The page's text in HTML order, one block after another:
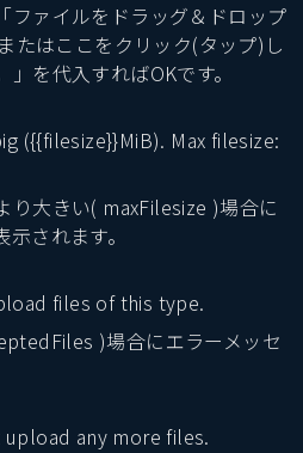
ファイルをドラッグ＆ドロップ
たはここをクリック(タップ)し
を代入すればOKです。
({{filesize}}MiB). Max filesize:
り大きい( maxFilesize )場合に
されます。
files of this type.
)場合にエラーメッセ
upload any more files.